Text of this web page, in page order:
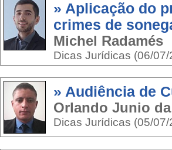
» Aplicação do
crimes de
Michel Radamés
Dicas Jurídicas (06/07/
» Audiência de
Orlando Junio
Dicas Jurídicas (05/07/